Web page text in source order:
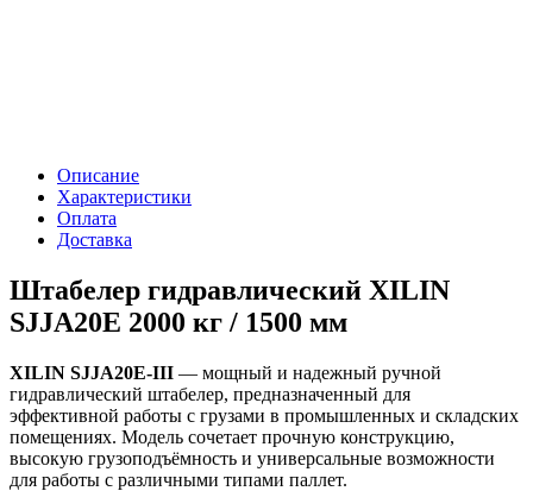
Описание
Характеристики
Оплата
Доставка
Штабелер гидравлический XILIN
SJJA20E 2000 кг / 1500 мм
XILIN SJJA20E-III — мощный и надежный ручной
гидравлический штабелер, предназначенный для
эффективной работы с грузами в промышленных и складских
помещениях. Модель сочетает прочную конструкцию,
высокую грузоподъёмность и универсальные возможности
для работы с различными типами паллет.